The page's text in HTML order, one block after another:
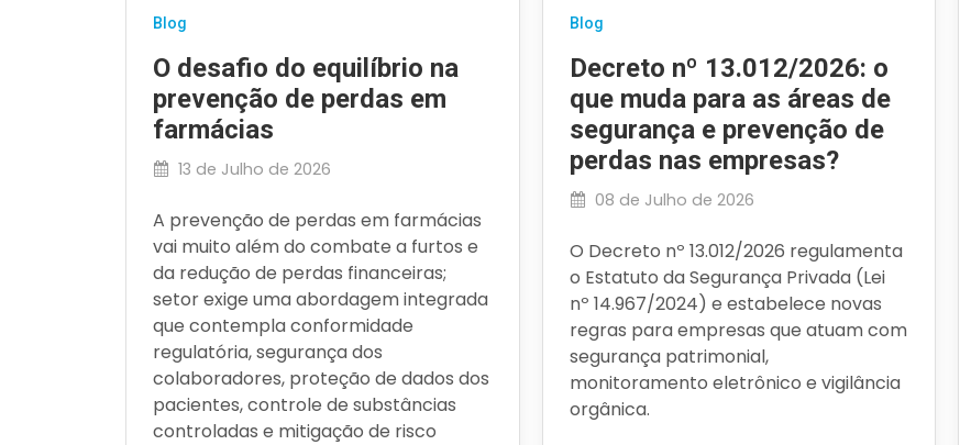
Blog
O desafio do equilíbrio na
prevenção de perdas em
farmácias
13 de Julho de 2026
A prevenção de perdas em farmácias
vai muito além do combate a furtos e
da redução de perdas financeiras;
setor exige uma abordagem integrada
que contempla conformidade
regulatória, segurança dos
colaboradores, proteção de dados dos
pacientes, controle de substâncias
controladas e mitigação de risco
Blog
Decreto nº 13.012/2026: o
que muda para as áreas de
segurança e prevenção de
perdas nas empresas?
08 de Julho de 2026
O Decreto nº 13.012/2026 regulamenta
o Estatuto da Segurança Privada (Lei
nº 14.967/2024) e estabelece novas
regras para empresas que atuam com
segurança patrimonial,
monitoramento eletrônico e vigilância
orgânica.